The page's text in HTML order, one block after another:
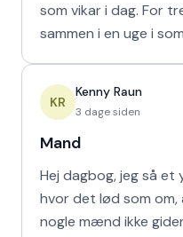
som vikar i dag. For tre uger siden arbejdede vi
sammen i en uge i
KR
Kenny Raun
3 dage siden
Mand
Hej dagbog, jeg så
hvor det lød som
nogle mænd ikke